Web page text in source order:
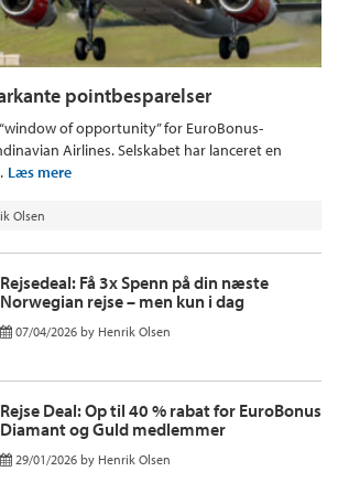
pointbesparelser
of opportunity” for EuroBonus-
Airlines. Selskabet har lanceret en
Læs mere
Olsen
Rejsedeal: Få 3x Spenn på din næste
Norwegian rejse – men kun i dag
07/04/2026 by Henrik Olsen
Rejse Deal: Op til 40 % rabat for EuroBonus
Diamant og Guld medlemmer
29/01/2026 by Henrik Olsen